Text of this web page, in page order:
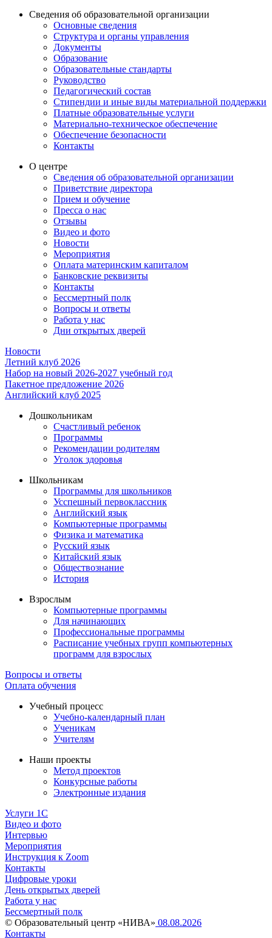
Сведения об образовательной организации
Основные сведения
Структура и органы управления
Документы
Образование
Образовательные стандарты
Руководство
Педагогический состав
Стипендии и иные виды материальной поддержки
Платные образовательные услуги
Материально-техническое обеспечение
Обеспечение безопасности
Контакты
О центре
Сведения об образовательной организации
Приветствие директора
Прием и обучение
Пресса о нас
Отзывы
Видео и фото
Новости
Мероприятия
Оплата материнским капиталом
Банковские реквизиты
Контакты
Бессмертный полк
Вопросы и ответы
Работа у нас
Дни открытых дверей
Новости
Летний клуб 2026
Набор на новый 2026-2027 учебный год
Пакетное предложение 2026
Английский клуб 2025
Дошкольникам
Счастливый ребенок
Программы
Рекомендации родителям
Уголок здоровья
Школьникам
Программы для школьников
Усспешный первоклассник
Английский язык
Компьютерные программы
Физика и математика
Русский язык
Китайский язык
Обществознание
История
Взрослым
Компьютерные программы
Для начинающих
Профессиональные программы
Расписание учебных групп компьютерных
программ для взрослых
Вопросы и ответы
Оплата обучения
Учебный процесс
Учебно-календарный план
Ученикам
Учителям
Наши проекты
Метод проектов
Конкурсные работы
Электронные издания
Услуги 1C
Видео и фото
Интервью
Мероприятия
Инструкция к Zoom
Контакты
Цифровые уроки
День открытых дверей
Работа у нас
Бессмертный полк
© Образовательный центр «НИВА» 08.08.2026
Контакты